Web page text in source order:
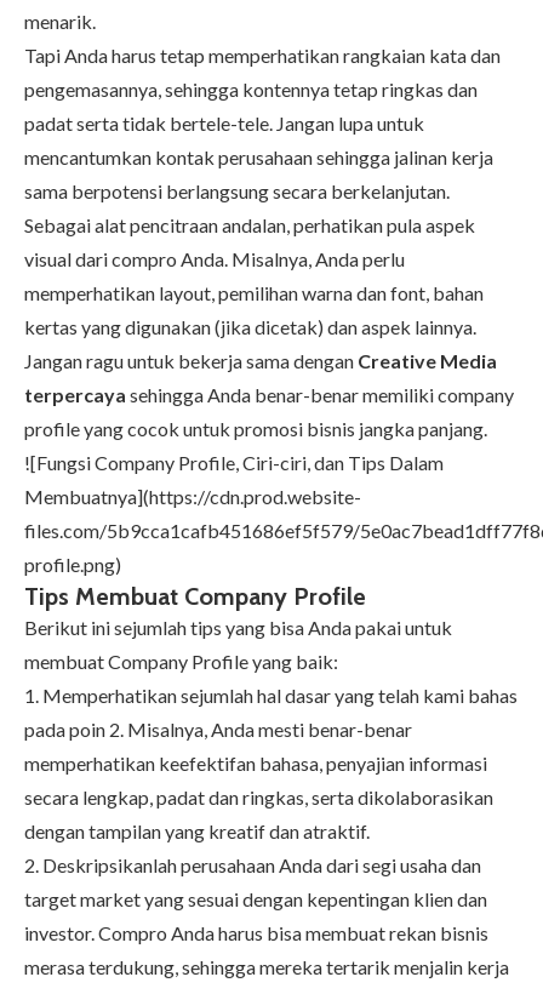
menarik.
Tapi Anda harus tetap memperhatikan rangkaian kata dan
pengemasannya, sehingga kontennya tetap ringkas dan
padat serta tidak bertele-tele. Jangan lupa untuk
mencantumkan kontak perusahaan sehingga jalinan kerja
sama berpotensi berlangsung secara berkelanjutan.
Sebagai alat pencitraan andalan, perhatikan pula aspek
visual dari compro Anda. Misalnya, Anda perlu
memperhatikan layout, pemilihan warna dan font, bahan
kertas yang digunakan (jika dicetak) dan aspek lainnya.
Jangan ragu untuk bekerja sama dengan Creative Media
terpercaya sehingga Anda benar-benar memiliki company
profile yang cocok untuk promosi bisnis jangka panjang.
![Fungsi Company Profile, Ciri-ciri, dan Tips Dalam
Membuatnya](https://cdn.prod.website-
files.com/5b9cca1cafb451686ef5f579/
profile.png)
Tips Membuat Company Profile
Berikut ini sejumlah tips yang bisa Anda pakai untuk
membuat Company Profile yang baik:
1. Memperhatikan sejumlah hal dasar yang telah kami bahas
pada poin 2. Misalnya, Anda mesti benar-benar
memperhatikan keefektifan bahasa, penyajian informasi
secara lengkap, padat dan ringkas, serta dikolaborasikan
dengan tampilan yang kreatif dan atraktif.
2. Deskripsikanlah perusahaan Anda dari segi usaha dan
target market yang sesuai dengan kepentingan klien dan
investor. Compro Anda harus bisa membuat rekan bisnis
merasa terdukung, sehingga mereka tertarik menjalin kerja